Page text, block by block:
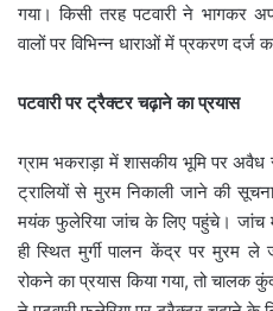
गया। किसी तरह पटवारी ने भागकर
वालों पर विभिन्न धाराओं में प्रकरण दर्ज
पटवारी पर ट्रैक्टर चढ़ाने का प्रयास
ग्राम भकराड़ा में शासकीय भूमि पर
ट्रालियों से मुरम निकाली जाने की
मयंक फुलेरिया जांच के लिए पहुंचे।
ही स्थित मुर्गी पालन केंद्र पर मुरम ले
रोकने का प्रयास किया गया, तो चालक